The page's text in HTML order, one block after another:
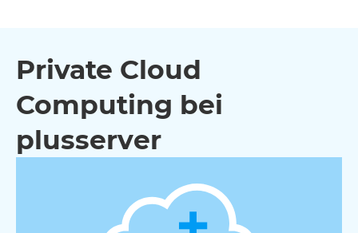
Private Cloud
Computing bei
plusserver